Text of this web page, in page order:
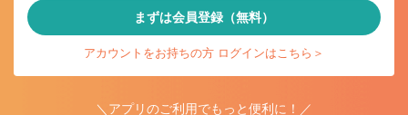
まずは会員登録（無料）
アカウントをお持ちの方 ログインはこちら＞
＼アプリのご利用でもっと便利に！／